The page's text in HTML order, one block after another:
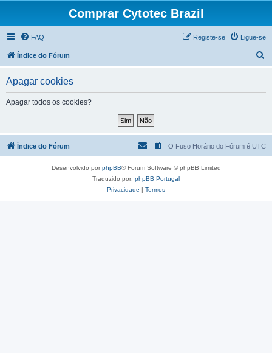
Comprar Cytotec Brazil
FAQ Ligue-se
Registe-se
Índice do Fórum
a
Apagar cookies
Apagar todos os cookies?
Índice do Fórum O Fuso Horário do Fórum é UTC
Desenvolvido porphpBB® Forum Software © phpBB Limited
Traduzido por: phpBB Portugal
Privacidade | Termos